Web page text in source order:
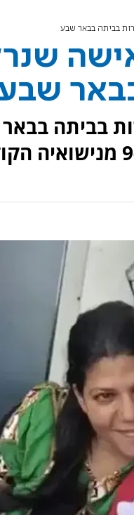
בביתה בבאר שבע
בדקירות